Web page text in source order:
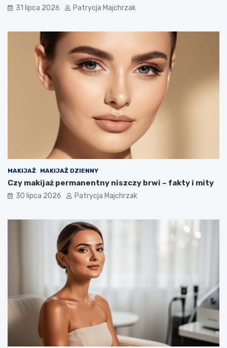
31 lipca 2026 Patrycja Majchrzak
MAKIJAŻ MAKIJAŻ DZIENNY
Czy makijaż permanentny niszczy brwi – fakty i mity
30 lipca 2026 Patrycja Majchrzak